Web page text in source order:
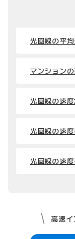
光回線の平
マンション
光回線の速
光回線の速
光回線の速
高速